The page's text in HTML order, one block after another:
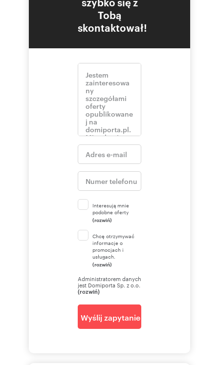
Tobą
skontaktował!
Interesują mnie
podobne oferty
(rozwiń)
Chcę otrzymywać
informacje o
promocjach i
usługach.
(rozwiń)
Administratorem danych
jest Domiporta Sp. z o.o.
(rozwiń)
Wyślij zapytanie